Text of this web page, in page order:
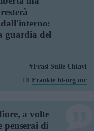
guardia del
Frasi Sulle Chiavi
Di Frankie hi-nrg mc
a volte
penserai di